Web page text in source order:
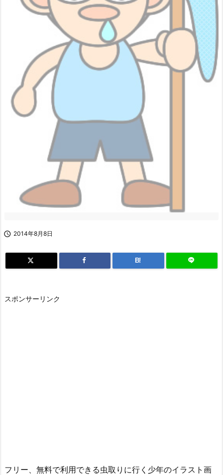
 2014年8月8日
B!
スポンサーリンク
フリー、無料で利用できる虫取りに行く少年のイラスト画